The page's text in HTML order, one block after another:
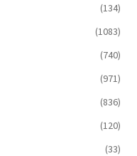
(134)
(1083)
(740)
(971)
(836)
(120)
(33)